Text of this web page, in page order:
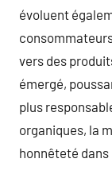
évoluent
vers des
émergé,
plus
organiques, la
honnêteté